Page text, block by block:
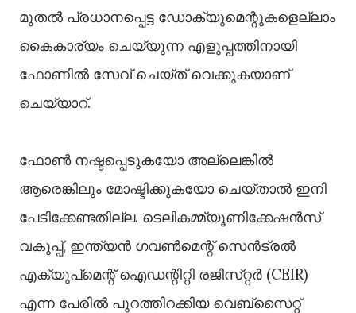
മുതൽ പ്രധാനപ്പെട്ട ഡോക്യുമെന്റുകളെല്ലാം
കൈകാര്യം ചെയ്യുന്ന എളുപ്പത്തിനായി
ഫോണിൽ സേവ് ചെയ്‌ത്‌ വെക്കുകയാണ്
ചെയ്യാറ്.
ഫോൺ നഷ്ടപ്പെടുകയോ അല്ലെങ്കിൽ
ആരെങ്കിലും മോഷ്ടിക്കുകയോ ചെയ്‌താൽ ഇനി
പേടിക്കേണ്ടതില്ല. ടെലികമ്മ്യൂണിക്കേഷൻസ്
വകുപ്പ്, ഇന്ത്യൻ ഗവൺമെന്റ് സെൻട്രൽ
എക്യുപ്‌മെന്റ് ഐഡന്റിറ്റി രജിസ്‌റ്റർ (CEIR)
എന്ന പേരിൽ പുറത്തിറക്കിയ വെബ്‌സൈറ്റ്